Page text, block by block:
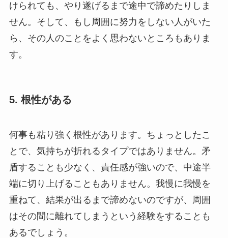
けられても、やり遂げるまで途中で諦めたりしま
せん。そして、もし周囲に努力をしない人がいた
ら、その人のことをよく思わないところもありま
す。
5. 根性がある
何事も粘り強く根性があります。ちょっとしたこ
とで、気持ちが折れるタイプではありません。矛
盾することも少なく、責任感が強いので、中途半
端に切り上げることもありません。我慢に我慢を
重ねて、結果が出るまで諦めないのですが、周囲
はその間に離れてしまうという経験をすることも
あるでしょう。